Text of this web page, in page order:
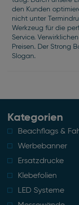
den Kunden
nicht unter
Werkzeug für die
Service.
Preisen. Der Strong
Slogan.
Kategorien
Beachflags &
Werbebanner
Ersatzdrucke
Klebefolien
LED Systeme